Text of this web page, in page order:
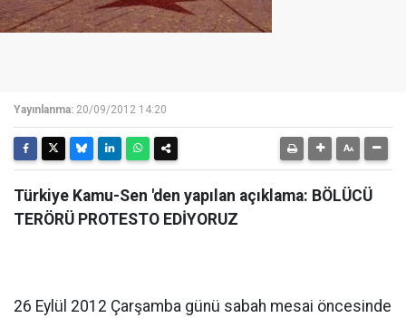
Yayınlanma: 20/09/2012 14:20
Türkiye Kamu-Sen 'den yapılan açıklama: BÖLÜCÜ
TERÖRÜ PROTESTO EDİYORUZ
26 Eylül 2012 Çarşamba günü sabah mesai öncesinde